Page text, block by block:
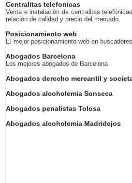
Centralitas telefonicas
Venta e instalación de centralitas
relación de calidad y precio del mercado.
Posicionamiento web
El mejor posicionamiento web en
Abogados Barcelona
Los mejores abogados de Barcelona
Abogados derecho mercantil y
Abogados alcoholemia Sonseca
Abogados penalistas Tolosa
Abogados alcoholemia Madridejos